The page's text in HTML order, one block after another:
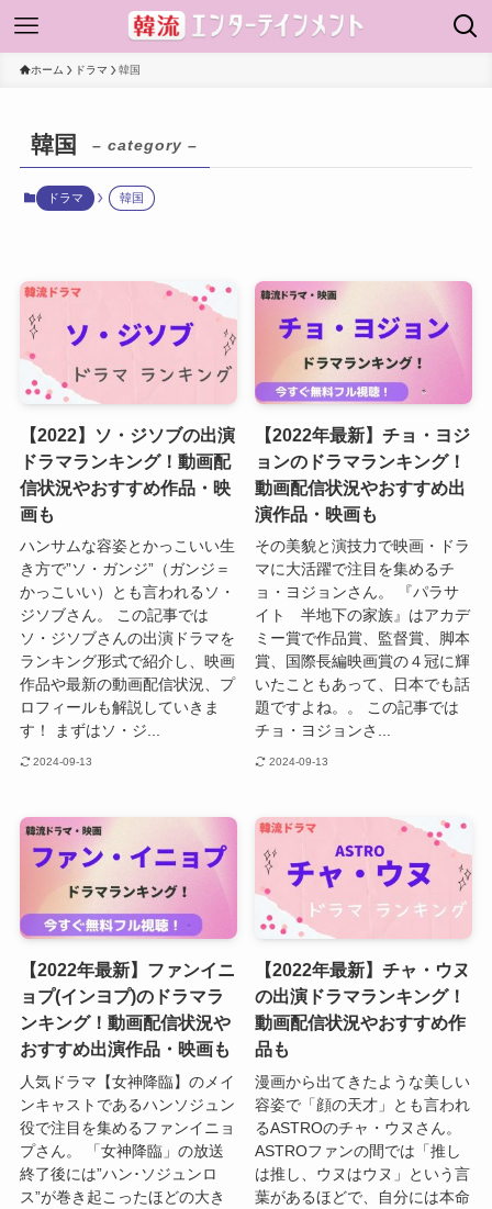
ホーム ドラマ 韓国
韓国 – category –
ドラマ 韓国
【2022】ソ・ジソブの出演
ドラマランキング！動画配
信状況やおすすめ作品・映
画も
ハンサムな容姿とかっこいい生
き方で”ソ・ガンジ”（ガンジ＝
かっこいい）とも言われるソ・
ジソブさん。 この記事では
ソ・ジソブさんの出演ドラマを
ランキング形式で紹介し、映画
作品や最新の動画配信状況、プ
ロフィールも解説していきま
す！ まずはソ・ジ...
2024-09-13
【2022年最新】チョ・ヨジ
ョンのドラマランキング！
動画配信状況やおすすめ出
演作品・映画も
その美貌と演技力で映画・ドラ
マに大活躍で注目を集めるチ
ョ・ヨジョンさん。 『パラサ
イト 半地下の家族』はアカデ
ミー賞で作品賞、監督賞、脚本
賞、国際長編映画賞の４冠に輝
いたこともあって、日本でも話
題ですよね。。 この記事では
チョ・ヨジョンさ...
2024-09-13
【2022年最新】ファンイニ
ョプ(インヨプ)のドラマラ
ンキング！動画配信状況や
おすすめ出演作品・映画も
人気ドラマ【女神降臨】のメイ
ンキャストであるハンソジュン
役で注目を集めるファンイニョ
プさん。 「女神降臨」の放送
終了後には”ハン･ソジュンロ
ス”が巻き起こったほどの大き
【2022年最新】チャ・ウヌ
の出演ドラマランキング！
動画配信状況やおすすめ作
品も
漫画から出てきたような美しい
容姿で「顔の天才」とも言われ
るASTROのチャ・ウヌさん。
ASTROファンの間では「推し
は推し、ウヌはウヌ」という言
葉があるほどで、自分には本命